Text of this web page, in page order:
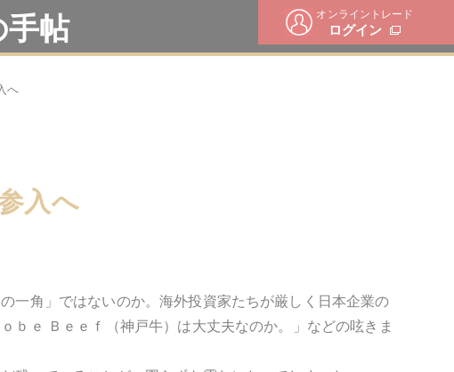
オンライントレード
ログイン
手帖
へ
入へ
一角」ではないのか。海外投資家たちが厳しく日本企業の
ｂｅ Ｂｅｅｆ（神戸牛）は大丈夫なのか。」などの呟きま